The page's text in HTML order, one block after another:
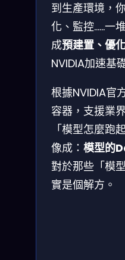
到生產環境，
化、監控……一
成預建置、優
NVIDIA加速基
根據NVIDIA官
容器，支援業
「模型怎麼跑
像成： 模型的
對於那些「模
實是個解方。